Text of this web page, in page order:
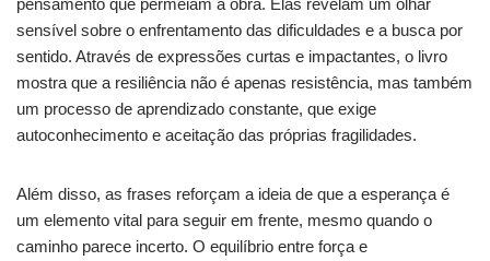
pensamento que permeiam a obra. Elas revelam um olhar
sensível sobre o enfrentamento das dificuldades e a busca por
sentido. Através de expressões curtas e impactantes, o livro
mostra que a resiliência não é apenas resistência, mas também
um processo de aprendizado constante, que exige
autoconhecimento e aceitação das próprias fragilidades.
Além disso, as frases reforçam a ideia de que a esperança é
um elemento vital para seguir em frente, mesmo quando o
caminho parece incerto. O equilíbrio entre força e